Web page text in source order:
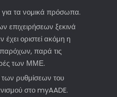
τα νομικά πρόσωπα.
επιχειρήσεων ξεκινά
οριστεί ακόμη η
παρά τις
των ΜΜΕ.
ρυθμίσεων του
στο myAADE.